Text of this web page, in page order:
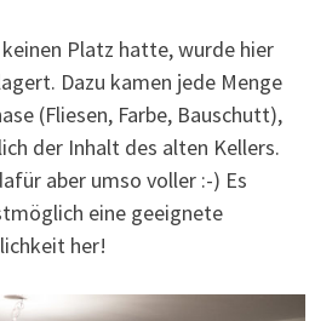
Platz hatte, wurde hier
Dazu kamen jede Menge
(Fliesen, Farbe, Bauschutt),
der Inhalt des alten Kellers.
aber umso voller :-) Es
eine geeignete
her!